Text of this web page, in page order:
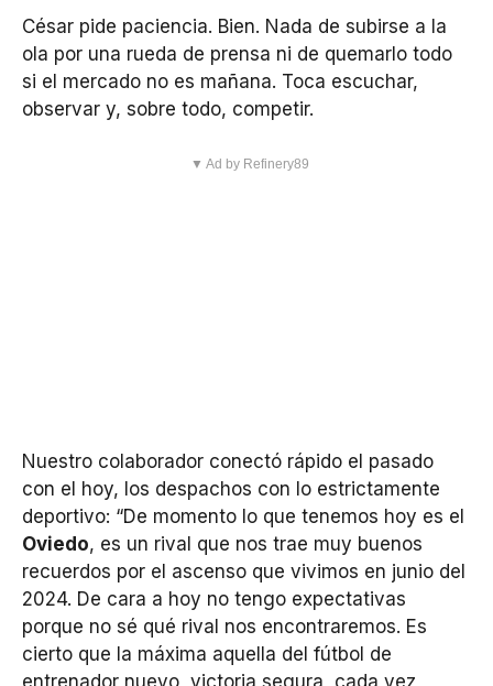
César pide paciencia. Bien. Nada de subirse a la
ola por una rueda de prensa ni de quemarlo todo
si el mercado no es mañana. Toca escuchar,
observar y, sobre todo, competir.
▼ Ad by Refinery89
Nuestro colaborador conectó rápido el pasado
con el hoy, los despachos con lo estrictamente
deportivo: “De momento lo que tenemos hoy es el
Oviedo, es un rival que nos trae muy buenos
recuerdos por el ascenso que vivimos en junio del
2024. De cara a hoy no tengo expectativas
porque no sé qué rival nos encontraremos. Es
cierto que la máxima aquella del fútbol de